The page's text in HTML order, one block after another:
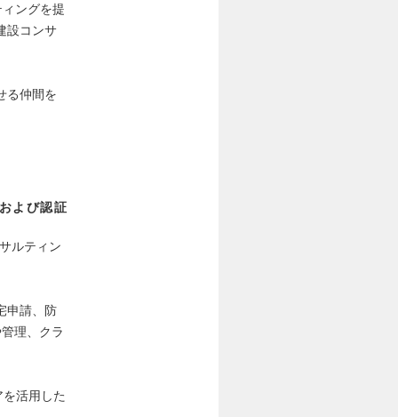
ングを提
設コンサ
る仲間を
よび認証
ルティン
申請、防
理、クラ
活用した